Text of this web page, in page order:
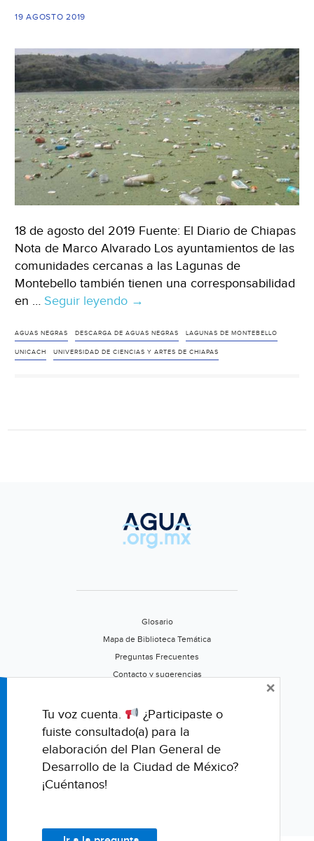
19 AGOSTO 2019
18 de agosto del 2019 Fuente: El Diario de Chiapas
Nota de Marco Alvarado Los ayuntamientos de las
comunidades cercanas a las Lagunas de
Montebello también tienen una corresponsabilidad
en … Seguir leyendo Chiapas:
se
infiltran
→
AGUAS NEGRAS DESCARGA DE AGUAS NEGRAS LAGUNAS DE MONTEBELLO
UNICACH UNIVERSIDAD DE CIENCIAS Y ARTES DE CHIAPAS
Glosario
Mapa de Biblioteca Temática
Preguntas Frecuentes
Contacto y sugerencias
Califica este portal
Tu voz cuenta.
¿Participaste o
fuiste consultado(a) para la
elaboración del Plan General de
Desarrollo de la Ciudad de México?
¡Cuéntanos!
×